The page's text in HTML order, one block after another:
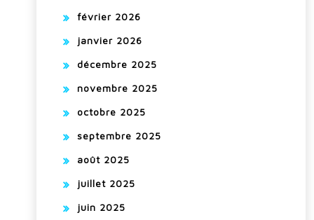
février 2026
janvier 2026
décembre 2025
novembre 2025
octobre 2025
septembre 2025
août 2025
juillet 2025
juin 2025